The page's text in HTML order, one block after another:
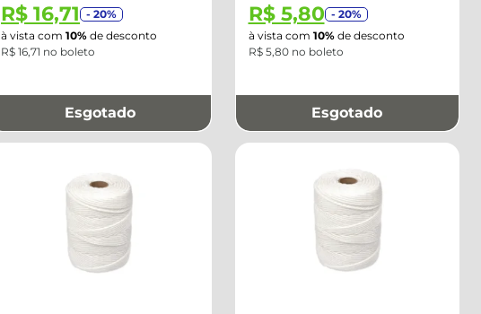
R$ 16,71 - 20%
à vista com 10% de desconto
R$ 16,71 no boleto
Esgotado
R$ 5,80 - 20%
à vista com 10%de desconto
R$ 5,80 no boleto
Esgotado